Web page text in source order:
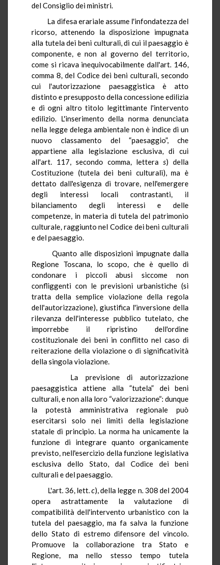
del Consiglio dei ministri.
La difesa erariale assume l'infondatezza del
ricorso, attenendo la disposizione impugnata
alla tutela dei beni culturali, di cui il paesaggio è
componente, e non al governo del territorio,
come si ricava inequivocabilmente dall'art. 146,
comma 8, del Codice dei beni culturali, secondo
cui l'autorizzazione paesaggistica è atto
distinto e presupposto della concessione edilizia
e di ogni altro titolo legittimante l'intervento
edilizio. L'inserimento della norma denunciata
nella legge delega ambientale non è indice di un
nuovo classamento del “paesaggio”, che
appartiene alla legislazione esclusiva, di cui
all'art. 117, secondo comma, lettera s) della
Costituzione (tutela dei beni culturali), ma è
dettato dall'esigenza di trovare, nell'emergere
degli interessi locali contrastanti, il
bilanciamento degli interessi e delle
competenze, in materia di tutela del patrimonio
culturale, raggiunto nel Codice dei beni culturali
e del paesaggio.
Quanto alle disposizioni impugnate dalla
Regione Toscana, lo scopo, che è quello di
condonare i piccoli abusi siccome non
confliggenti con le previsioni urbanistiche (si
tratta della semplice violazione della regola
dell'autorizzazione), giustifica l'inversione della
rilevanza dell'interesse pubblico tutelato, che
imporrebbe il ripristino dell'ordine
costituzionale dei beni in conflitto nel caso di
reiterazione della violazione o di significatività
della singola violazione.
La previsione di autorizzazione
paesaggistica attiene alla “tutela” dei beni
culturali, e non alla loro “valorizzazione”: dunque
la potestà amministrativa regionale può
esercitarsi solo nei limiti della legislazione
statale di principio. La norma ha unicamente la
funzione di integrare quanto organicamente
previsto, nell'esercizio della funzione legislativa
esclusiva dello Stato, dal Codice dei beni
culturali e del paesaggio.
L'art. 36, lett.c), della legge n. 308 del 2004
opera astrattamente la valutazione di
compatibilità dell'intervento urbanistico con la
tutela del paesaggio, ma fa salva la funzione
dello Stato di estremo difensore del vincolo.
Promuove la collaborazione tra Stato e
Regione, ma nello stesso tempo tutela